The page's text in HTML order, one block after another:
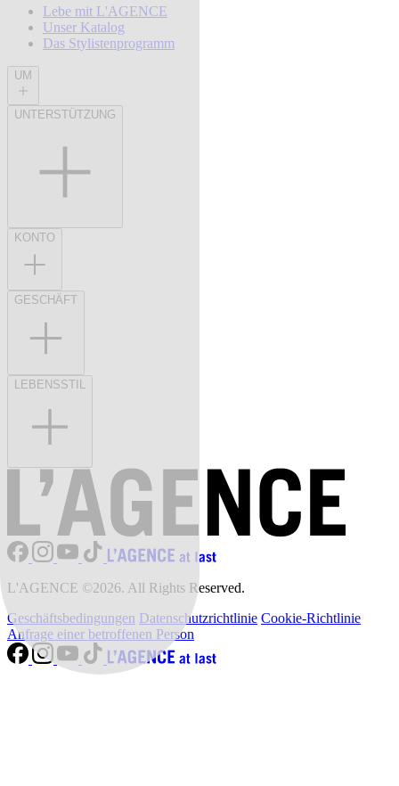
Lebe mit L'AGENCE
Unser Katalog
Das Stylistenprogramm
UM
UNTERSTÜTZUNG
KONTO
GESCHÄFT
LEBENSSTIL
L'AGENCE ©2026. All Rights Reserved.
Geschäftsbedingungen Datenschutzrichtlinie Cookie-Richtlinie
Anfrage einer betroffenen Person